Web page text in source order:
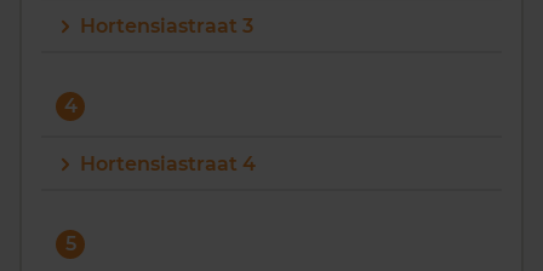
Hortensiastraat 3
4
Hortensiastraat 4
5